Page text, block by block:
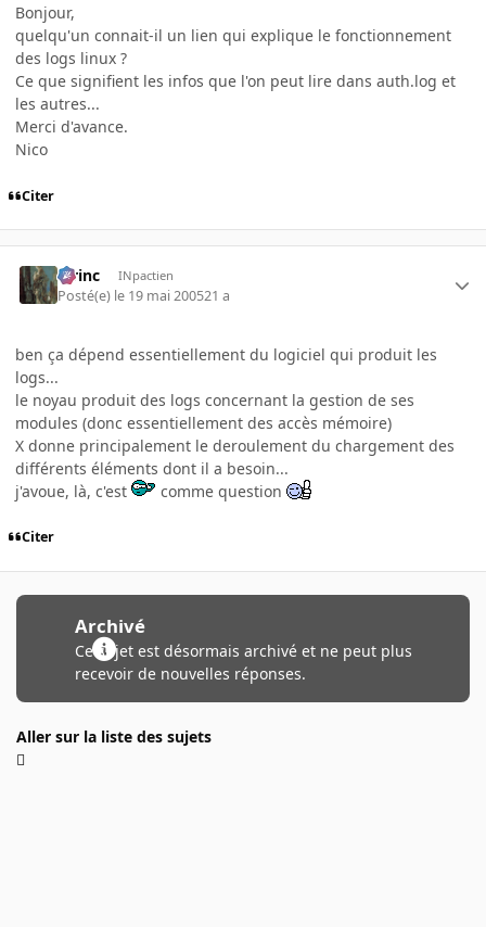
Bonjour,
quelqu'un connait-il un lien qui explique le fonctionnement
des logs linux ?
Ce que signifient les infos que l'on peut lire dans auth.log et
les autres...
Merci d'avance.
Nico
Citer
lorinc INpactien
Posté(e) le 19 mai 200521 a
ben ça dépend essentiellement du logiciel qui produit les
logs...
le noyau produit des logs concernant la gestion de ses
modules (donc essentiellement des accès mémoire)
X donne principalement le deroulement du chargement des
différents éléments dont il a besoin...
j'avoue, là, c'est
comme question
Citer
Archivé
Ce sujet est désormais archivé et ne peut plus
recevoir de nouvelles réponses.
Aller sur la liste des sujets